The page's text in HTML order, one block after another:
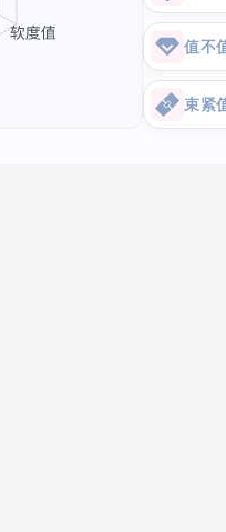
值不
束紧